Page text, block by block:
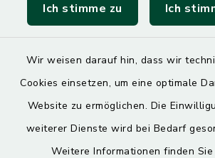
Ich stimme zu Ich
Wir weisen darauf hin, dass wir
Cookies einsetzen, um eine optimale
Website zu ermöglichen. Die
weiterer Dienste wird bei Bedarf
Weitere Informationen finden
SoNNe e. V.